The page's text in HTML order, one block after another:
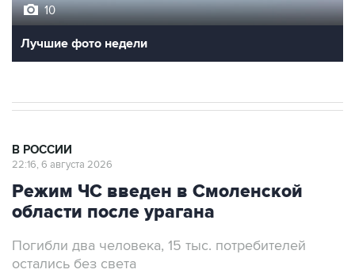
Лучшие фото недели
Режим ЧС введен в Смоленской
области после урагана
Погибли два человека, 15 тыс. потребителей
Москва. 6 августа. INTERFAX.RU - Власти